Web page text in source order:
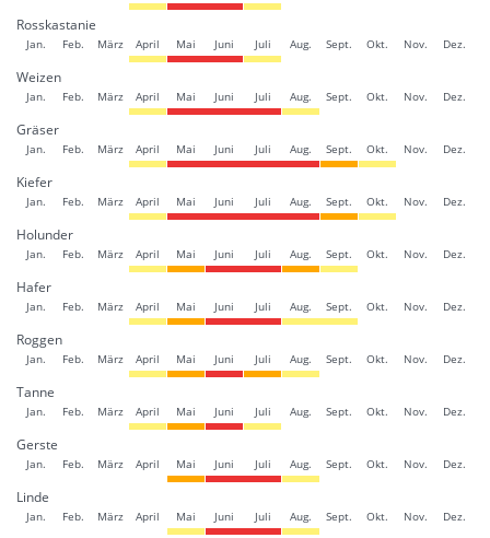
Rosskastanie
Jan. Feb. März April Mai Juni Juli Aug. Sept. Okt. Nov. Dez.
Weizen
Jan. Feb. März April Mai Juni Juli Aug. Sept. Okt. Nov. Dez.
Gräser
Jan. Feb. März April Mai Juni Juli Aug. Sept. Okt. Nov. Dez.
Kiefer
Jan. Feb. März April Mai Juni Juli Aug. Sept. Okt. Nov. Dez.
Holunder
Jan. Feb. März April Mai Juni Juli Aug. Sept. Okt. Nov. Dez.
Hafer
Jan. Feb. März April Mai Juni Juli Aug. Sept. Okt. Nov. Dez.
Roggen
Jan. Feb. März April Mai Juni Juli Aug. Sept. Okt. Nov. Dez.
Tanne
Jan. Feb. März April Mai Juni Juli Aug. Sept. Okt. Nov. Dez.
Gerste
Jan. Feb. März April Mai Juni Juli Aug. Sept. Okt. Nov. Dez.
Linde
Jan. Feb. März April Mai Juni Juli Aug. Sept. Okt. Nov. Dez.